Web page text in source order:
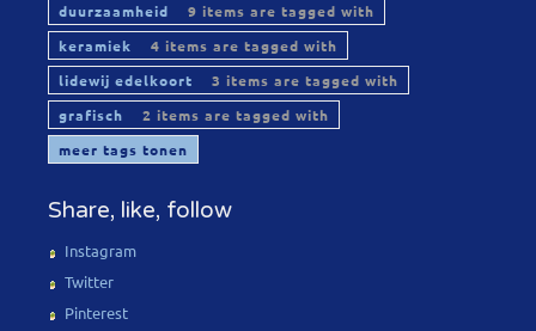
duurzaamheid
9 items are tagged with
keramiek
4 items are tagged with
lidewij edelkoort
3 items are tagged with
grafisch
2 items are tagged with
meer tags tonen
Share, like, follow
Instagram
Twitter
Pinterest